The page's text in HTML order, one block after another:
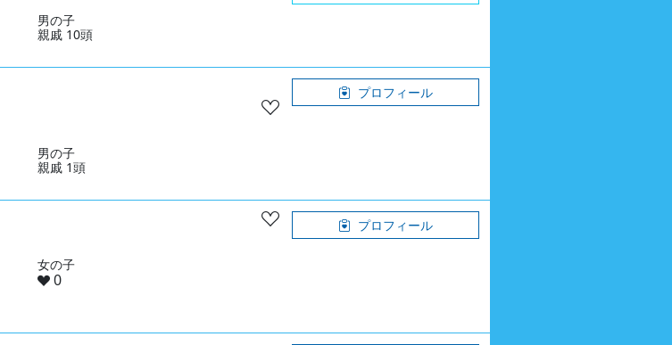
男の子
親戚 10頭
男の子
親戚 1頭
プロフィール
女の子
0
プロフィール